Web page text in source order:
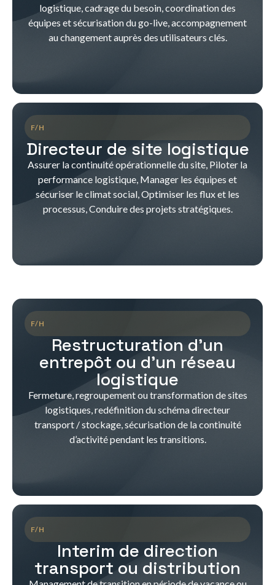
logistique, cadrage du besoin, coordination des
équipes et sécurisation du go-live, accompagnement
au changement auprès des utilisateurs clés.
F/H
Directeur de site logistique
Assurer la continuité opérationnelle du site, Piloter la
performance logistique, Manager les équipes et
sécuriser le climat social, Optimiser les flux et les
processus, Conduire des projets stratégiques.
F/H
Restructuration d’un
entrepôt ou d’un réseau
logistique
Fermeture, regroupement ou transformation de sites
logistiques, redéfinition du schéma directeur
transport / stockage, sécurisation de la continuité
d’activité pendant les transitions.
F/H
Interim de direction
transport ou distribution